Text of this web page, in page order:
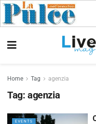
Home Tag agenzia
Tag: agenzia
EVENTS